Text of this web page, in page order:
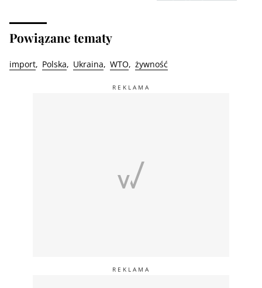
Powiązane tematy
import Polska Ukraina WTO żywność